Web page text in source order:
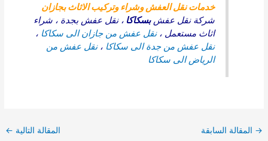
خدمات نقل العفش وشراء وتركيب الاثاث بجازان
شركة نقل عفشبسكاكا،نقل عفش بجدة ،شراء
اثاث مستعمل ،نقل عفش من جازان الى سكاكا ،
نقل عفش من جدة الى سكاكا ،نقل عفش من
الرياض الى سكاكا
→ المقالة السابقة المقالة التالية ←